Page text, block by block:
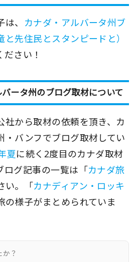
、 カナダ・アルバータ州ブ
先住民とスタンピードと）
さい！
ータ州のブログ取材について
社から取材の依頼を頂き、カ
・バンフでブログ取材してい
夏に続く2度目のカナダ取材
ログ記事の一覧は「カナダ旅
い。「カナディアン・ロッキ
の様子がまとめられていま
？